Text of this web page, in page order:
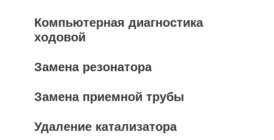
Компьютерная диагностика
ходовой
Замена резонатора
Замена приемной трубы
Удаление катализатора